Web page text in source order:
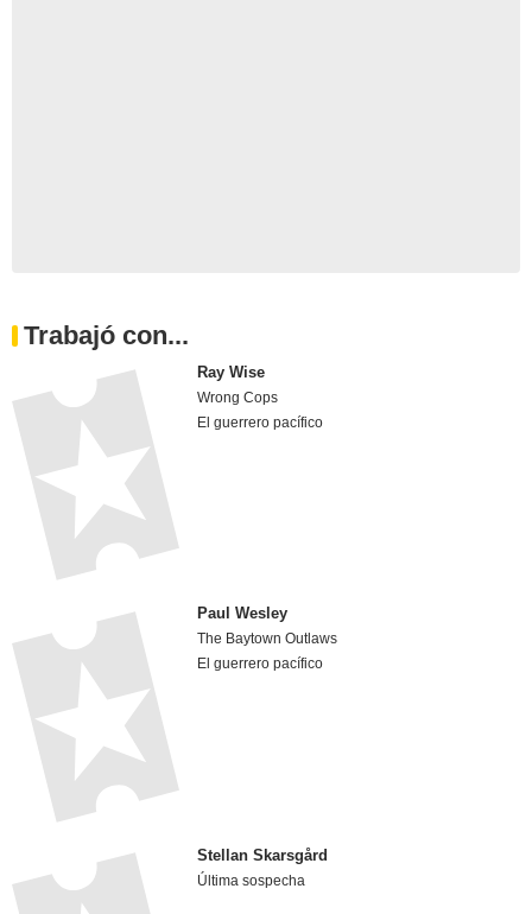
Trabajó con...
Ray Wise
Wrong Cops
El guerrero pacífico
Paul Wesley
The Baytown Outlaws
El guerrero pacífico
Stellan Skarsgård
Última sospecha